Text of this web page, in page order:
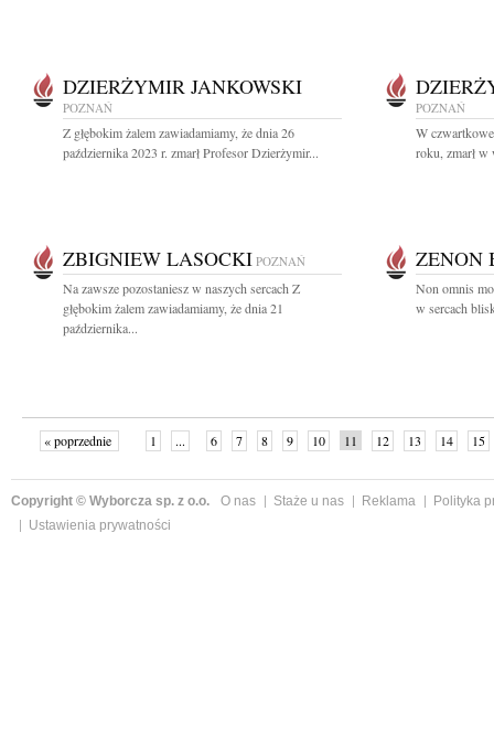
DZIERŻYMIR JANKOWSKI
POZNAŃ
Z głębokim żalem zawiadamiamy, że dnia 26
października 2023 r. zmarł Profesor Dzierżymir...
POZNAŃ
W
roku, zmarł
ZBIGNIEW LASOCKI POZNAŃ
Na zawsze pozostaniesz w naszych sercach Z
głębokim żalem zawiadamiamy, że dnia 21
października...
ZENON
Non omnis
w sercach
« poprzednie 1 ... 6 7 8 9 10 11 12 13 14 15
Copyright © Wyborcza sp. z o.o. O nas Staże u nas Reklama
Polityka
Ustawienia prywatności